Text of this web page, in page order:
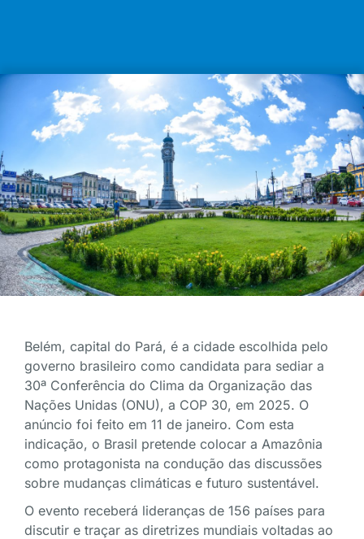
Belém, capital do Pará, é a cidade escolhida pelo
governo brasileiro como candidata para sediar a
30ª Conferência do Clima da Organização das
Nações Unidas (ONU), a COP 30, em 2025. O
anúncio foi feito em 11 de janeiro. Com esta
indicação, o Brasil pretende colocar a Amazônia
como protagonista na condução das discussões
sobre mudanças climáticas e futuro sustentável.
O evento receberá lideranças de 156 países para
discutir e traçar as diretrizes mundiais voltadas ao